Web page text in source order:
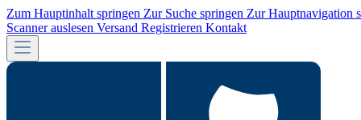
Zum Hauptinhalt springen Zur Suche springen Zur Hauptnavigation
Scanner auslesen Versand Registrieren Kontakt